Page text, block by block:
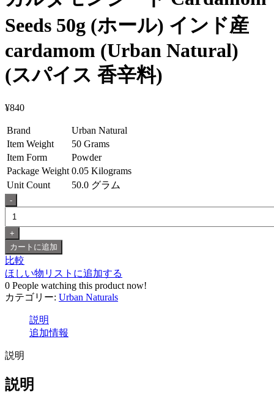
Seeds 50g (ホール) インド産
cardamom (Urban Natural)
(スパイス 香辛料)
¥840
Brand
Urban Natural
Item Weight
50 Grams
Item Form
Powder
Package Weight 0.05 Kilograms
Unit Count
50.0 グラム
ー
ン
カ
ル
ダ
モ
ン
カ
ダ
モ
カートに追加
比較
ほしい物リストに追加する
0 People watching this product now!
カテゴリー: Urban Naturals
説明
追加情報
説明
説明